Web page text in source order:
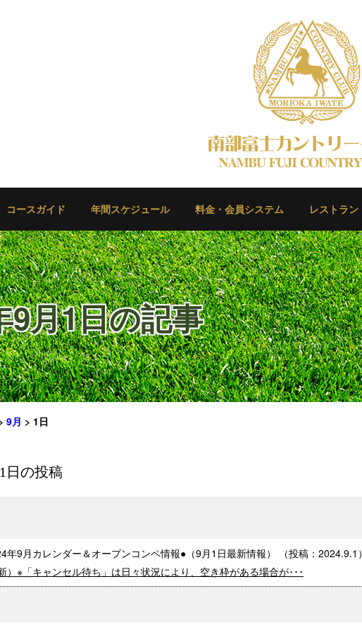
コースガイド 年間スケジュール 料金・会員システム レストラン
9月1日の記事
9月 > 1日
日の投稿
年9月カレンダー＆オープンコンペ情報●（9月1日最新情報） （投稿： 2024.9.1 ）
）※「キャンセル待ち」は日々状況により、空き枠がある場合が･･･